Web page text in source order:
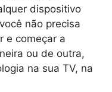
dispositivo
não precisa
e começar a
ou de outra,
na sua TV, na